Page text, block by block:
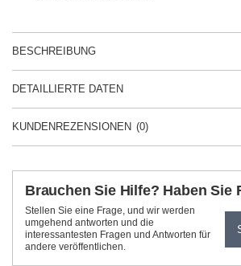
BESCHREIBUNG
DETAILLIERTE DATEN
KUNDENREZENSIONEN (0)
Brauchen Sie Hilfe? Haben Sie
Stellen Sie eine Frage, und wir werden
umgehend antworten und die
interessantesten Fragen und Antworten für
andere veröffentlichen.